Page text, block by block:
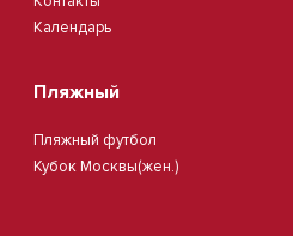
Календарь
Пляжный
Пляжный футбол
Кубок Москвы(жен.)